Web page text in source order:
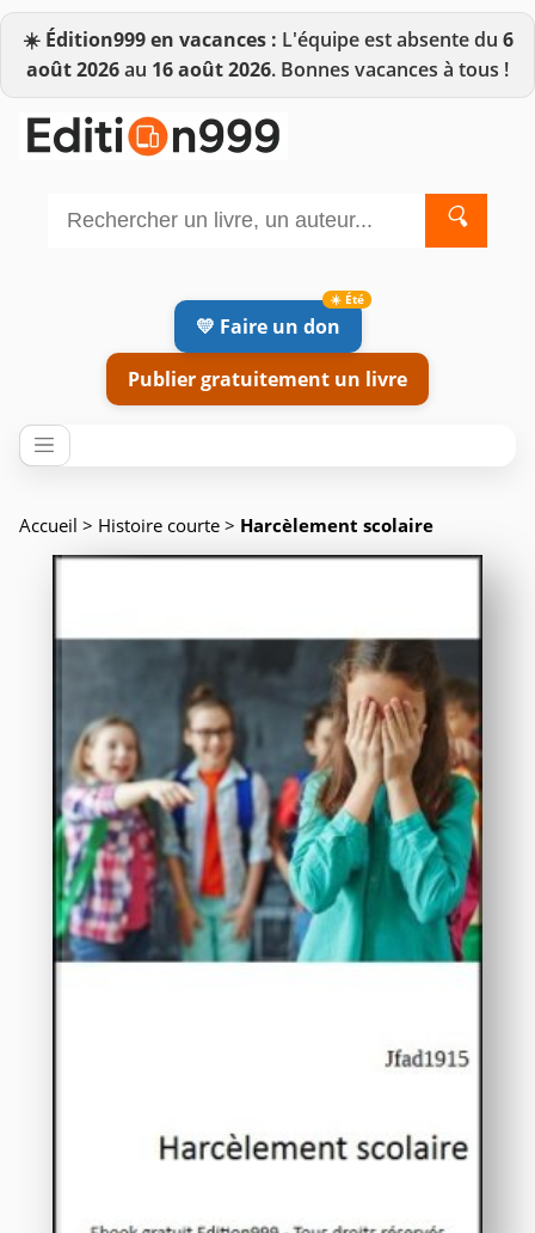
☀️ Édition999 en vacances : L'équipe est absente du 6
août 2026au 16 août 2026. Bonnes vacances à tous !
🔍
💛 Faire un don
Publier gratuitement un livre
Accueil > Histoire courte > Harcèlement scolaire